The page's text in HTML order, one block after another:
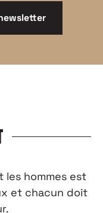
les hommes est
et chacun doit